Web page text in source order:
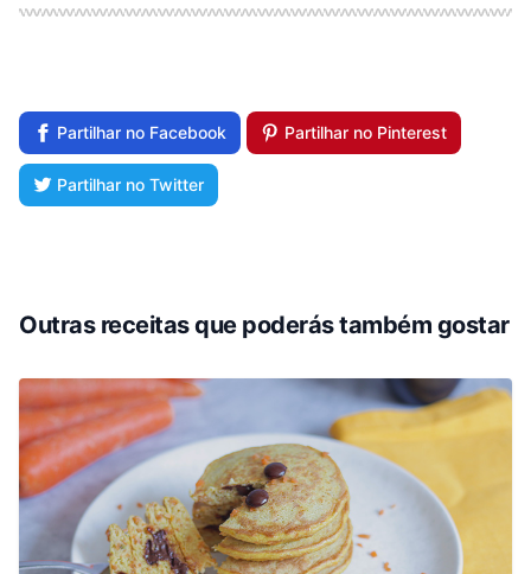
Partilhar no Facebook Partilhar no Pinterest
Partilhar no Twitter
Outras receitas que poderás também gostar